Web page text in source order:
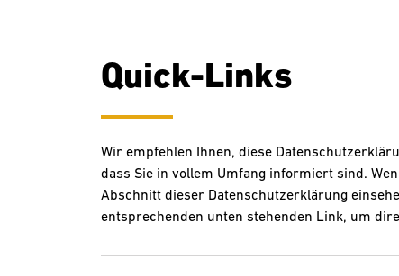
Quick-Links
Wir empfehlen Ihnen, diese
dass Sie in vollem Umfang informiert sind.
Abschnitt dieser Datenschutzerklärung
entsprechenden unten stehenden Link, um